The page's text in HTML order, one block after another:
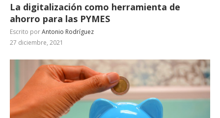
La digitalización como herramienta de
ahorro para las PYMES
Escrito porAntonio Rodríguez
27 diciembre, 2021